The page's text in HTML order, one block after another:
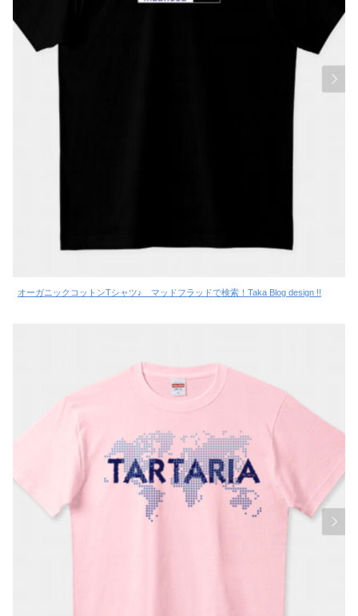
オーガニックコットンTシャツ♪ マッドフラッドで検索！Taka Blog design !!